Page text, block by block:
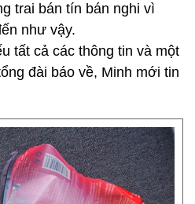
trai bán tín bán nghi vì
như vậy.
tất cả các thông tin và một
đài báo về, Minh mới tin